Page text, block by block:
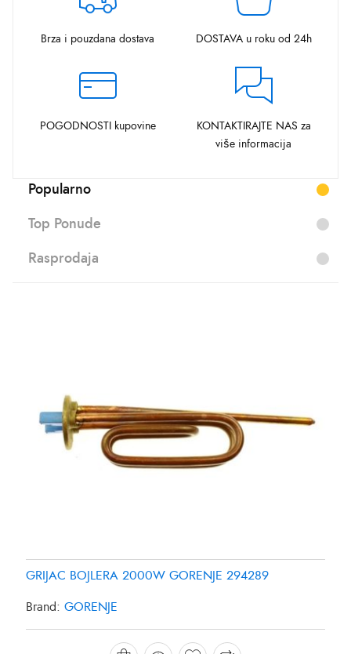
Brza i pouzdana dostava DOSTAVA u roku od 24h
POGODNOSTI kupovine
KONTAKTIRAJTE NAS za
više informacija
Popularno
Top Ponude
Rasprodaja
GRIJAC BOJLERA 2000W GORENJE 294289
Brand: GORENJE
GRIJAC FRIZIDERA SAMSUNG DA9600013Y
Brand: SAMSUNG
GRIJAC FRIZIDERA SAMSUNG DA96-00280K
Brand: SAMSUNG